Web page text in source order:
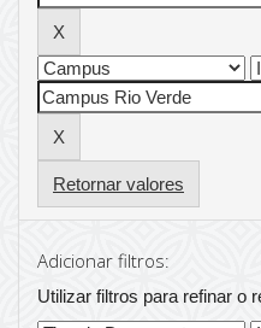
Retornar valores
Adicionar filtros:
Utilizar filtros para refinar o